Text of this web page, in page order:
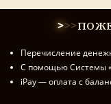
>>>
Перечисление
С помощью Системы
iPay — оплата с